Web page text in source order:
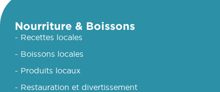
Nourriture & Boissons
- Recettes locales
- Boissons locales
- Produits locaux
- Restauration et divertissement